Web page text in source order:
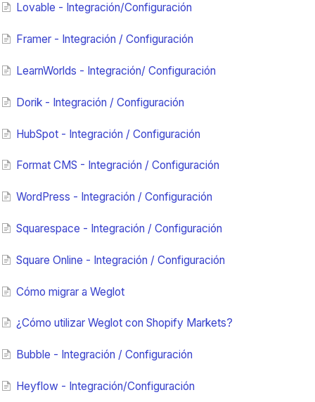
Lovable - Integración/Configuración
Framer - Integración / Configuración
LearnWorlds - Integración/ Configuración
Dorik - Integración / Configuración
HubSpot - Integración / Configuración
Format CMS - Integración / Configuración
WordPress - Integración / Configuración
Squarespace - Integración / Configuración
Square Online - Integración / Configuración
Cómo migrar a Weglot
¿Cómo utilizar Weglot con Shopify Markets?
Bubble - Integración / Configuración
Heyflow - Integración/Configuración